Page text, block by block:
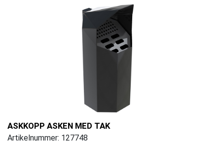
ASKKOPP ASKEN MED TAK
Artikelnummer: 127748